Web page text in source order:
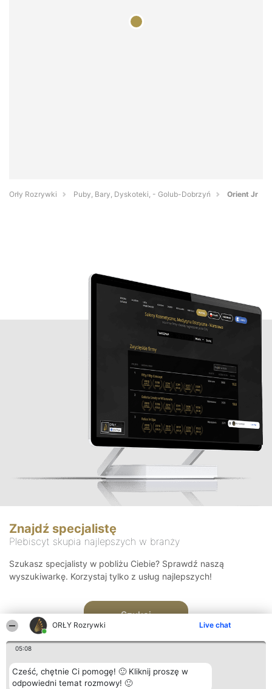
ORŁY Rozrywki Live chat
05:08
Cześć, chętnie Ci pomogę! 🙂 Kliknij proszę w
odpowiedni temat rozmowy! 🙂
Orły Rozrywki Puby, Bary, Dyskoteki, - Golub-Dobrzyń Orient Jr
Znajdź specjalistę
Plebiscyt skupia najlepszych w branży
Szukasz specjalisty w pobliżu Ciebie? Sprawdź naszą
wyszukiwarkę. Korzystaj tylko z usług najlepszych!
Szukaj